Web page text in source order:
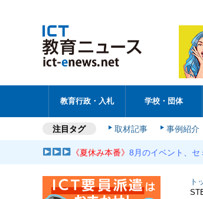
教育行政・入札 学校・団体
注目タグ 取材記事 事例紹介
《夏休み本番》8月のイベント、セ
ト